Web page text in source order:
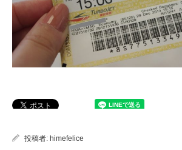
投稿者: himefelice